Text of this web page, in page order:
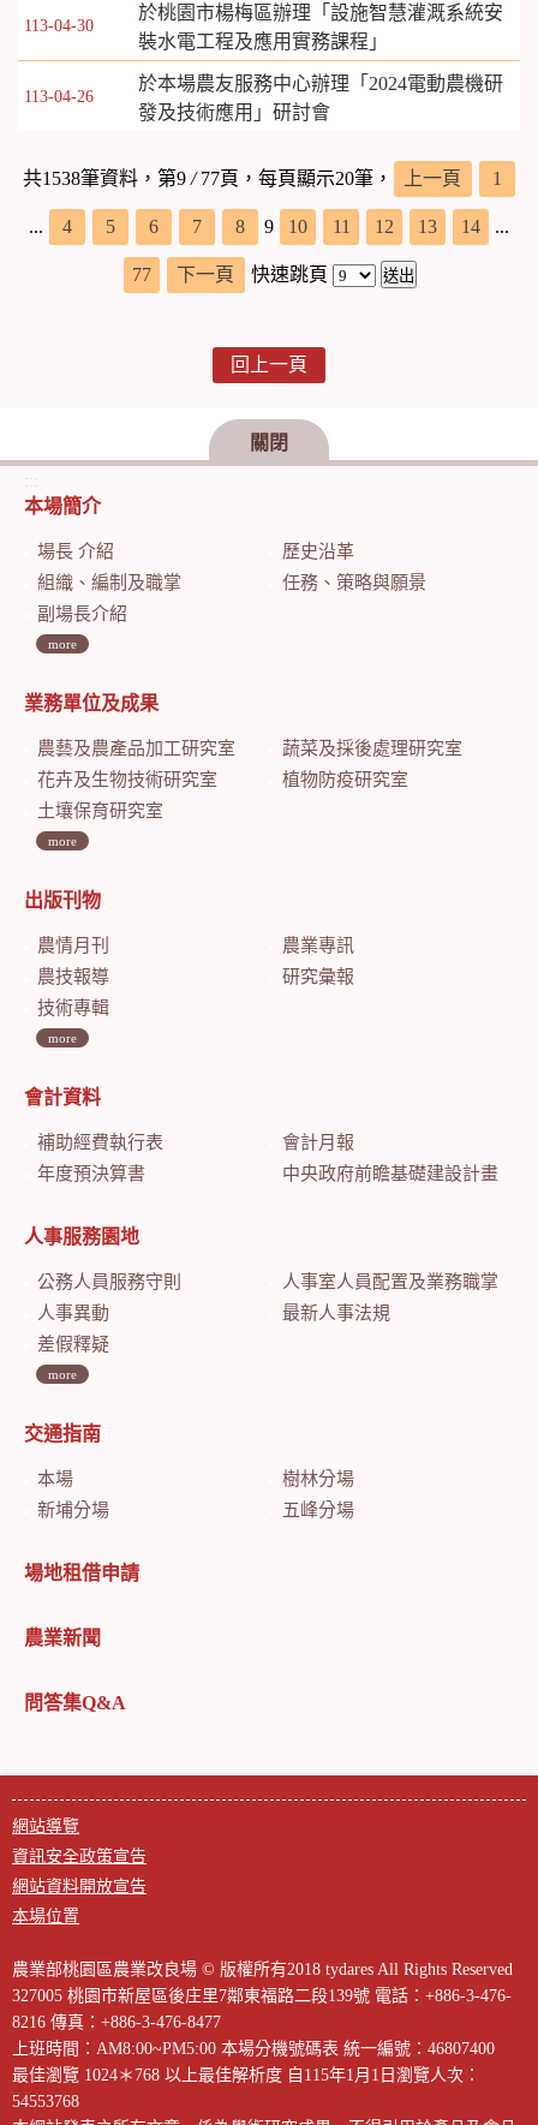
113-04-30
於桃園市楊梅區辦理「設施智慧灌溉系統安
裝水電工程及應用實務課程」
113-04-26
於本場農友服務中心辦理「2024電動農機研
發及技術應用」研討會
共1538筆資料，第9/77頁，每頁顯示20筆， 上一頁 1
... 4 5 6 7 8 9 10 11 12 13 14 ...
77 下一頁 快速跳頁
回上一頁
關閉
:::
本場簡介
場長 介紹
歷史沿革
組織、編制及職掌
任務、策略與願景
副場長介紹
more
業務單位及成果
農藝及農產品加工研究室
蔬菜及採後處理研究室
花卉及生物技術研究室
植物防疫研究室
土壤保育研究室
more
出版刊物
農情月刊
農業專訊
農技報導
研究彙報
技術專輯
more
會計資料
補助經費執行表
會計月報
年度預決算書
中央政府前瞻基礎建設計畫特別預算會計月報
人事服務園地
公務人員服務守則
人事室人員配置及業務職掌
人事異動
最新人事法規
差假釋疑
more
交通指南
本場
樹林分場
新埔分場
五峰分場
場地租借申請
農業新聞
問答集Q&A
網站導覽
資訊安全政策宣告
網站資料開放宣告
本場位置
農業部桃園區農業改良場 © 版權所有2018 tydares All Rights Reserved
327005 桃園市新屋區後庄里7鄰東福路二段139號 電話：+886-3-476-
8216 傳真：+886-3-476-8477
上班時間：AM8:00~PM5:00 本場分機號碼表 統一編號：46807400
最佳瀏覽 1024＊768 以上最佳解析度 自115年1月1日瀏覽人次：
54553768